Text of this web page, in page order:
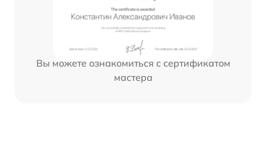
Вы можете ознакомиться с сертификатом
мастера